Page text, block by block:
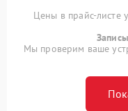
Цены в прайс-листе
Мы проверим ваше